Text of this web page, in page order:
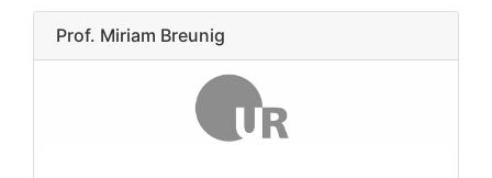
Prof. Miriam Breunig